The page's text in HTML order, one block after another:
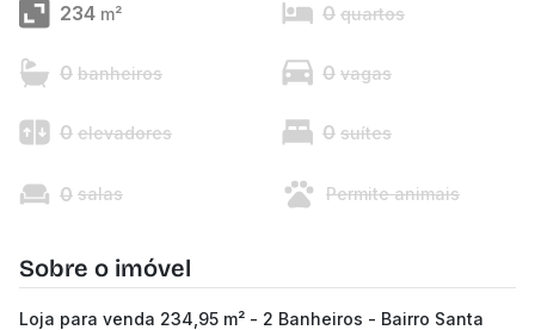
234 m² 0 quartos
0 banheiros 0 vagas
0 elevadores 0 suítes
0 salas Permite animais
Sobre o imóvel
Loja para venda 234,95 m² - 2 Banheiros - Bairro Santa